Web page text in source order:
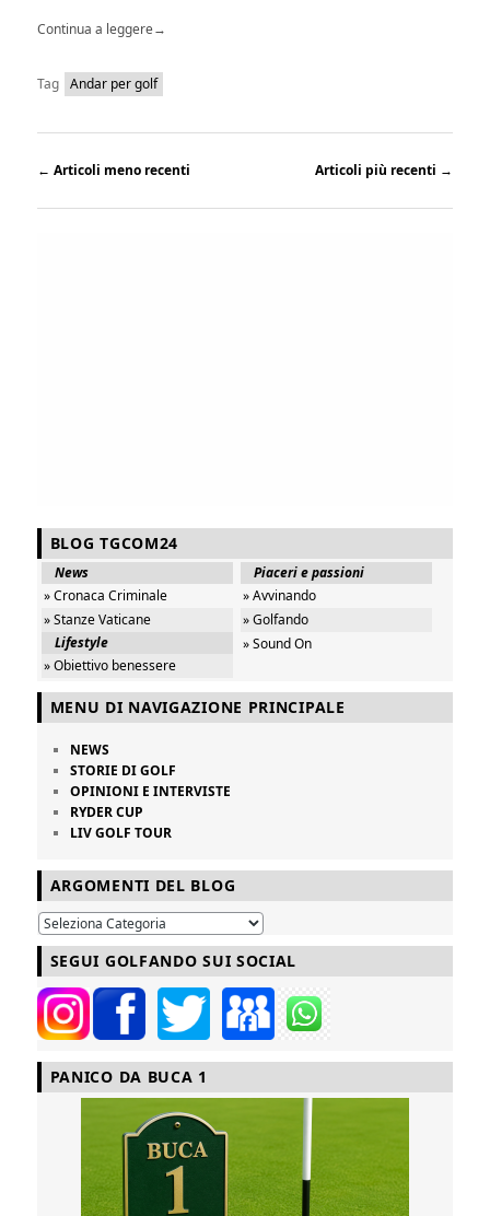
Continua a leggere→
Tag Andar per golf
← Articoli meno recenti Articoli più recenti →
BLOG TGCOM24
News
» Cronaca Criminale
» Stanze Vaticane
Lifestyle
» Obiettivo benessere
Piaceri e passioni
» Avvinando
» Golfando
» Sound On
MENU DI NAVIGAZIONE PRINCIPALE
NEWS
STORIE DI GOLF
OPINIONI E INTERVISTE
RYDER CUP
LIV GOLF TOUR
ARGOMENTI DEL BLOG
SEGUI GOLFANDO SUI SOCIAL
PANICO DA BUCA 1